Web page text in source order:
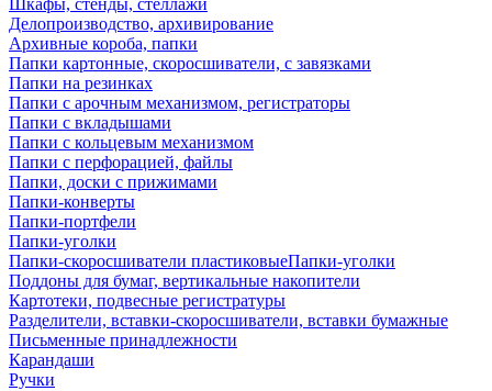
Шкафы, стенды, стеллажи
Делопроизводство, архивирование
Архивные короба, папки
Папки картонные, скоросшиватели, с завязками
Папки на резинках
Папки с арочным механизмом, регистраторы
Папки с вкладышами
Папки с кольцевым механизмом
Папки с перфорацией, файлы
Папки, доски с прижимами
Папки-конверты
Папки-портфели
Папки-уголки
Папки-скоросшиватели пластиковыеПапки-уголки
Поддоны для бумаг, вертикальные накопители
Картотеки, подвесные регистратуры
Разделители, вставки-скоросшиватели, вставки бумажные
Письменные принадлежности
Карандаши
Ручки